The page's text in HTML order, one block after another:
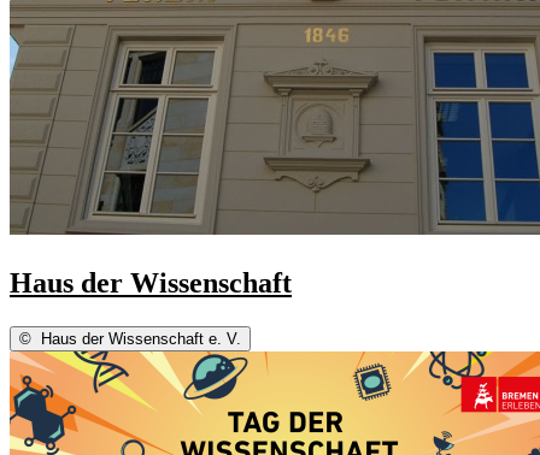
Haus der Wissenschaft
© Haus der Wissenschaft e. V.